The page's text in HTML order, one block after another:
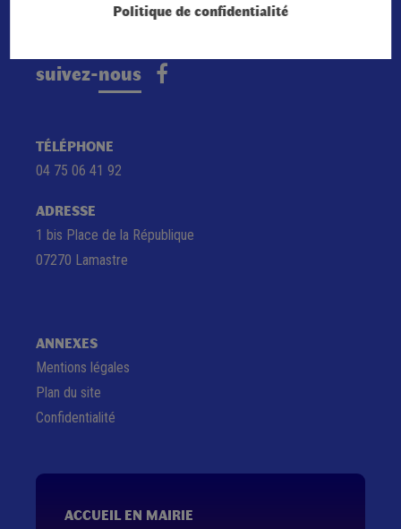
suivez-nous
TÉLÉPHONE
04 75 06 41 92
ADRESSE
1 bis Place de la République
07270 Lamastre
ANNEXES
Mentions légales
Plan du site
Confidentialité
ACCUEIL EN MAIRIE
Politique de confidentialité